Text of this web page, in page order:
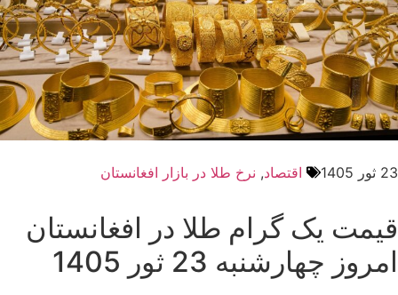
23 ثور 1405 اقتصاد, نرخ طلا در بازار افغانستان
قیمت یک گرام طلا در افغانستان
امروز چهارشنبه 23 ثور 1405